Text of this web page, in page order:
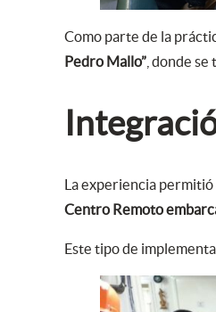
Como parte de la
Pedro Mallo” , donde
La experiencia
Centro Remoto
Este tipo de